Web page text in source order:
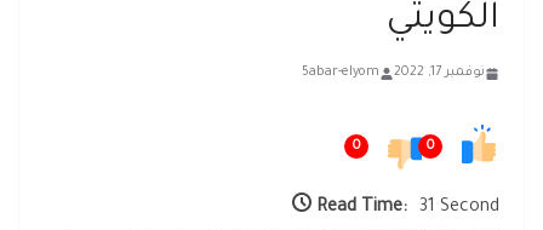
الكويتي
نوفمبر 17, 2022 5abar-elyom
0
0
Read Time: 31 Second